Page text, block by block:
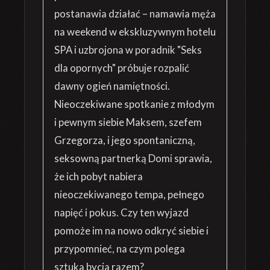
postanawia działać – namawia męża
na weekend w ekskluzywnym hotelu
SPA i uzbrojona w poradnik "Seks
dla opornych" próbuje rozpalić
dawny ogień namiętności.
Nieoczekiwane spotkanie z młodym
i pewnym siebie Maksem, szefem
Grzegorza, i jego spontaniczną,
seksowną partnerką Domi sprawia,
że ich pobyt nabiera
nieoczekiwanego tempa, pełnego
napięć i pokus. Czy ten wyjazd
pomoże im na nowo odkryć siebie i
przypomnieć, na czym polega
sztuka bycia razem?